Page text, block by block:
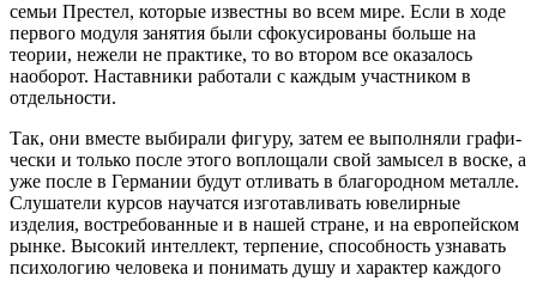
семьи Престел, кото­рые известны во всем мире. Если в ходе
первого модуля занятия были сфокусированы больше на
теории, нежели не практике, то во втором все оказалось
наоборот. Наставни­ки работали с каждым участником в
отдельности.
Так, они вместе выбирали фи­гуру, затем ее выполняли графи­
чески и только после этого вопло­щали свой замысел в воске, а
уже после в Германии будут отливать в благородном металле.
Слушате­ли курсов научатся изготавливать ювелирные
изделия, востребован­ные и в нашей стране, и на европейском
рынке. Высокий интел­лект, терпение, способность узна­вать
психологию человека и понимать душу и характер каждо­го